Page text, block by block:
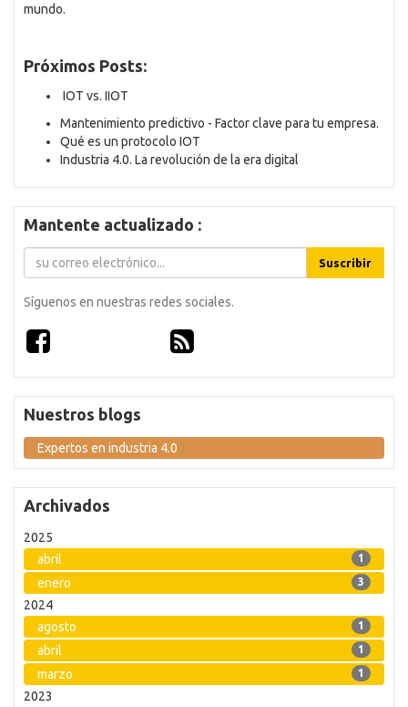
mundo.
Próximos Posts:
IOT vs. IIOT
Mantenimiento predictivo - Factor clave para tu empresa.
Qué es un protocolo IOT
Industria 4.0. La revolución de la era digital
Mantente actualizado :
Suscribir
Síguenos en nuestras redes sociales.
Nuestros blogs
Expertos en industria 4.0
Archivados
2025
abril
1
enero 3
2024
agosto
1
abril 1
marzo 1
2023